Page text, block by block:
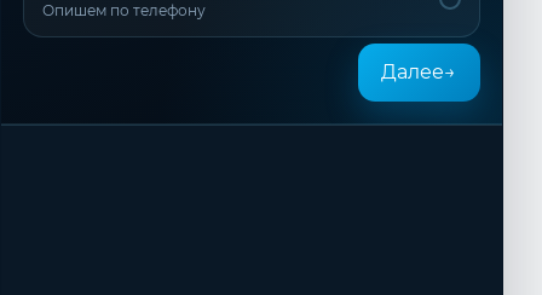
Опишем по телефону
Далее→